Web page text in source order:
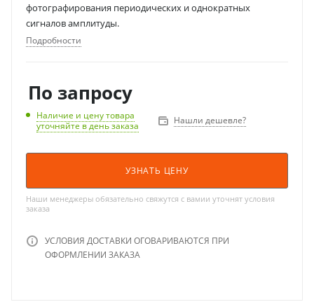
фотографирования периодических и однократных
сигналов амплитуды.
Подробности
По запросу
Наличие и цену товара
уточняйте в день заказа
Нашли дешевле?
УЗНАТЬ ЦЕНУ
Наши менеджеры обязательно свяжутся с вамии уточнят условия
заказа
УСЛОВИЯ ДОСТАВКИ ОГОВАРИВАЮТСЯ ПРИ
ОФОРМЛЕНИИ ЗАКАЗА